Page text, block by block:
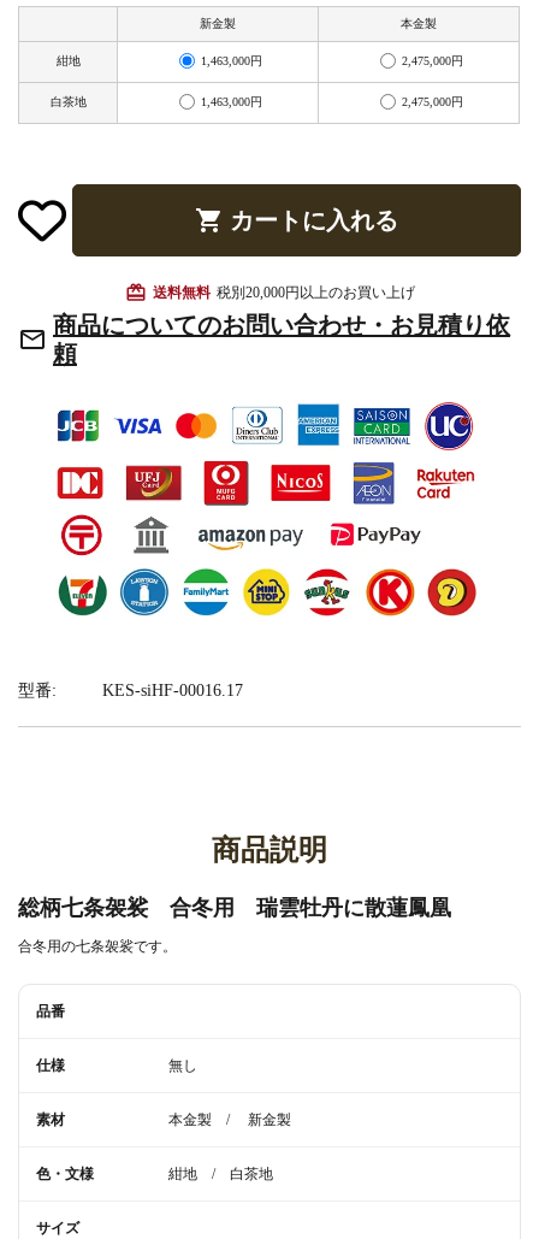
お手入れ用品
新金製 本金製
紺地 1,463,000円 2,475,000円
白茶地 1,463,000円 2,475,000円
shopping_cart カートに入れる
card_giftcard 送料無料 税別20,000円以上のお買い上げ
mail_outline 商品についてのお問い合わせ・お見積り依
頼
型番: KES-siHF-00016.17
商品説明
総柄七条袈裟 合冬用 瑞雲牡丹に散蓮鳳凰
合冬用の七条袈裟です。
品番
仕様 無し
素材 本金製　/　 新金製
色・文様 紺地　/　白茶地
サイズ